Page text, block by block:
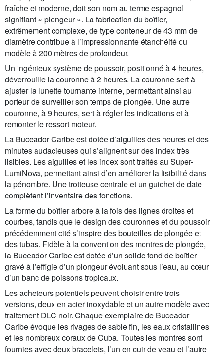
fraîche et moderne, doit son nom au terme espagnol
signifiant « plongeur ». La fabrication du boîtier,
extrêmement complexe, de type conteneur de 43 mm de
diamètre contribue à l’impressionnante étanchéité du
modèle à 200 mètres de profondeur.
Un ingénieux système de poussoir, positionné à 4 heures,
déverrouille la couronne à 2 heures. La couronne sert à
ajuster la lunette tournante interne, permettant ainsi au
porteur de surveiller son temps de plongée. Une autre
couronne, à 9 heures, sert à régler les indications et à
remonter le ressort moteur.
La Buceador Caribe est dotée d’aiguilles des heures et des
minutes audacieuses qui s’alignent sur des index très
lisibles. Les aiguilles et les index sont traités au Super-
LumiNova, permettant ainsi d’en améliorer la lisibilité dans
la pénombre. Une trotteuse centrale et un guichet de date
complètent l’inventaire des fonctions.
La forme du boîtier arbore à la fois des lignes droites et
courbes, tandis que le design des couronnes et du poussoir
précédemment cité s’inspire des bouteilles de plongée et
des tubas. Fidèle à la convention des montres de plongée,
la Buceador Caribe est dotée d’un solide fond de boîtier
gravé à l’effigie d’un plongeur évoluant sous l’eau, au cœur
d’un banc de poissons tropicaux.
Les acheteurs potentiels peuvent choisir entre trois
versions, deux en acier inoxydable et un autre modèle avec
traitement DLC noir. Chaque exemplaire de Buceador
Caribe évoque les rivages de sable fin, les eaux cristallines
et les nombreux coraux de Cuba. Toutes les montres sont
fournies avec deux bracelets, l’un en cuir de veau et l’autre